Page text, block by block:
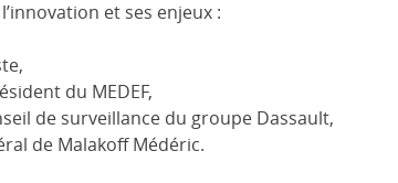
et ses enjeux :
du MEDEF,
de surveillance du groupe Dassault,
de Malakoff Médéric.